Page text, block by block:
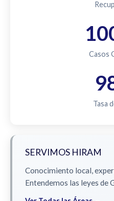
Casos
Tasa
SERVIMOS HIRAM
Conocimiento local,
Entendemos las leyes de